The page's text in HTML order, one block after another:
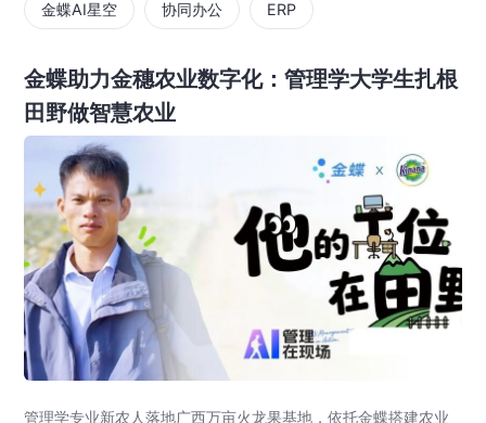
金蝶AI星空 协同办公 ERP
金蝶助力金穗农业数字化：管理学大学生扎根
田野做智慧农业
管理学专业新农人落地广西万亩火龙果基地，依托金蝶搭建农业